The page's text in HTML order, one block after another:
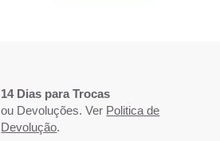
14 Dias para Trocas
ou Devoluções. Ver Politica de
Devolução.